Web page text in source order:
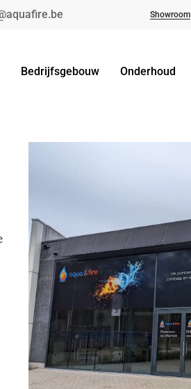
Showroom
Bedrijfsgebouw Onderhoud